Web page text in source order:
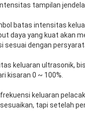
tampilan
batas intensitas
daya yang kuat akan
sesuai dengan
keluaran ultrasonik,
kisaran 0 ~ 100%.
keluaran
tapi setelah